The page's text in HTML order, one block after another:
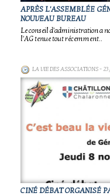
APRÈS L'ASSEMBLÉE
NOUVEAU BUREAU
Le conseil d'administration a
l'AG tenue tout récemment..
LA VIE DES ASSOCIATIONS-
CINÉ DÉBAT ORGANISÉ